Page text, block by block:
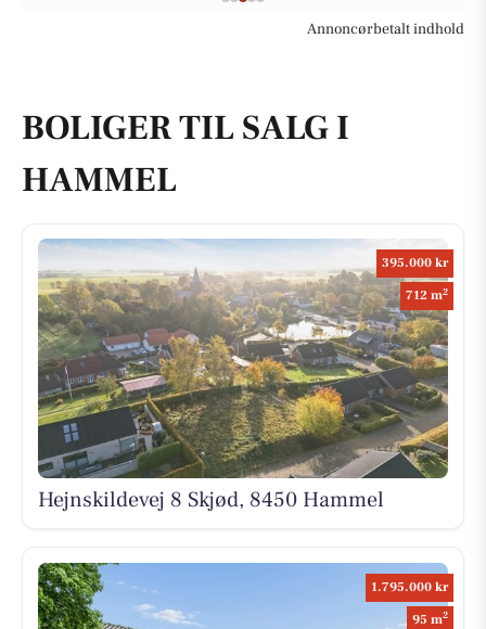
Annoncørbetalt indhold
BOLIGER TIL SALG I
HAMMEL
395.000 kr
712 m2
Hejnskildevej 8 Skjød, 8450 Hammel
1.795.000 kr
95 m2